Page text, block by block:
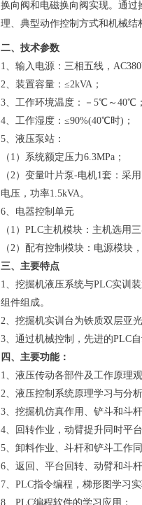
换向阀和电磁换向阀实现。通
理、典型动作控制方式和机械结
二、技术参数
1、输入电源：三相五线，
2、装置容量：≤2kVA；
3、工作环境温度：－5℃～40℃；
4、工作湿度：≤90%(40℃时)；
5、液压泵站：
（1）系统额定压力6.3MPa；
（2）变量叶片泵-电机1套：采
电压，功率1.5kVA。
6、电器控制单元
（1）PLC主机模块：主机选用
（2）配有控制模块：电源模块
三、主要特点
1、挖掘机液压系统与PLC实训
组件组成。
2、挖掘机实训台为铁质双层亚
3、通过机械控制，先进的PLC
四、主要功能：
1、液压传动各部件及工作原理
2、液压控制系统原理学习与分析
3、挖掘机仿真作用、铲斗和斗
4、回转作业，动臂提升同时平台
5、卸料作业、斗杆和铲斗工作
6、返回、平台回转、动臂和斗
7、PLC指令编程，梯形图学习实
8、PLC编程软件的学习应用；